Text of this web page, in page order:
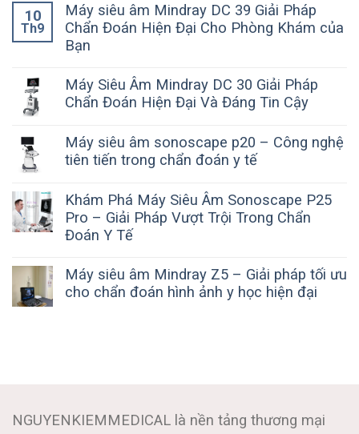
10
Th9
Máy siêu âm Mindray DC 39 Giải Pháp
Chẩn Đoán Hiện Đại Cho Phòng Khám của
Bạn
Máy Siêu Âm Mindray DC 30 Giải Pháp
Chẩn Đoán Hiện Đại Và Đáng Tin Cậy
Máy siêu âm sonoscape p20 – Công nghệ
tiên tiến trong chẩn đoán y tế
Khám Phá Máy Siêu Âm Sonoscape P25
Pro – Giải Pháp Vượt Trội Trong Chẩn
Đoán Y Tế
Máy siêu âm Mindray Z5 – Giải pháp tối ưu
cho chẩn đoán hình ảnh y học hiện đại
NGUYENKIEMMEDICAL là nền tảng thương mại